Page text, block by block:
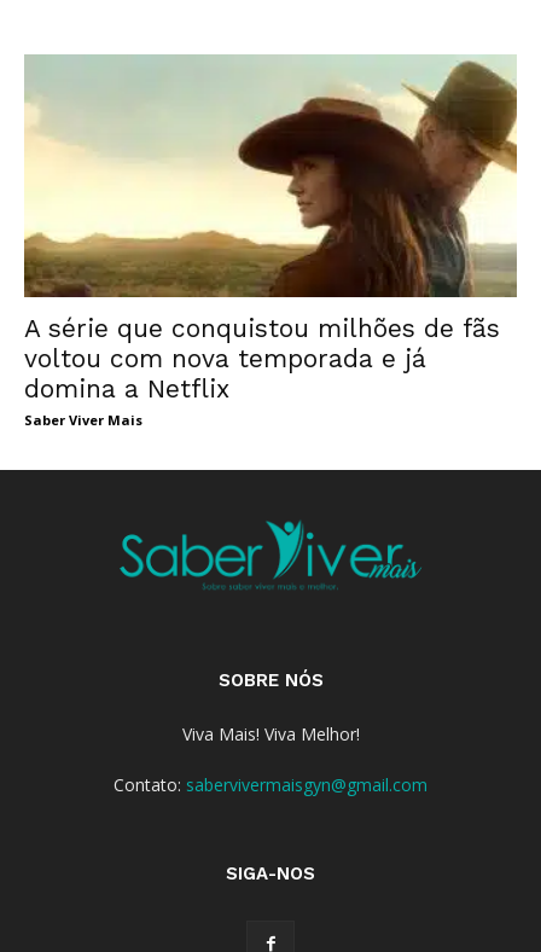
A série que conquistou milhões de fãs
voltou com nova temporada e já
domina a Netflix
Saber Viver Mais
SOBRE NÓS
Viva Mais! Viva Melhor!
Contato: sabervivermaisgyn@gmail.com
SIGA-NOS